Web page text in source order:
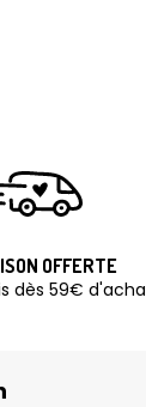
OFFERTE
dès 59€